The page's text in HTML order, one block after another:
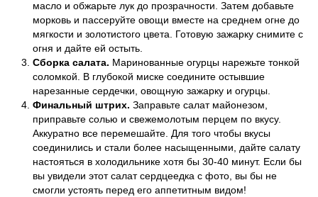
масло и обжарьте лук до прозрачности. Затем добавьте
морковь и пассеруйте овощи вместе на среднем огне до
мягкости и золотистого цвета. Готовую зажарку снимите с
огня и дайте ей остыть.
Сборка салата. Маринованные огурцы нарежьте тонкой
соломкой. В глубокой миске соедините остывшие
нарезанные сердечки, овощную зажарку и огурцы.
Финальный штрих. Заправьте салат майонезом,
приправьте солью и свежемолотым перцем по вкусу.
Аккуратно все перемешайте. Для того чтобы вкусы
соединились и стали более насыщенными, дайте салату
настояться в холодильнике хотя бы 30-40 минут. Если бы
вы увидели этот салат сердцеедка с фото, вы бы не
смогли устоять перед его аппетитным видом!